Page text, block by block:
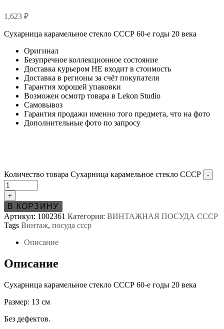
1,623 ₽
Сухарница карамельное стекло СССР 60-e годы 20 века
Оригинал
Безупречное коллекционное состояние
Доставка курьером НЕ входит в стоимость
Доставка в регионы за счёт покупателя
Гарантия хорошей упаковки
Возможен осмотр товара в Lekon Studio
Самовывоз
Гарантия продажи именно того предмета, что на фото
Дополнительные фото по запросу
Количество товара Сухарница карамельное стекло СССР -
+
В КОРЗИНУ
Артикул: 1002361 Категория: ВИНТАЖНАЯ ПОСУДА СССР
Tags Винтаж, посуда ссср
Описание
Описание
Сухарница карамельное стекло СССР 60-e годы 20 века
Размер: 13 см
Без дефектов.